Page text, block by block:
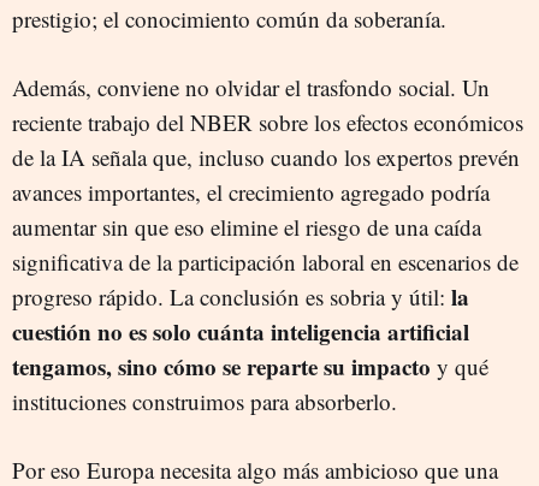
prestigio; el conocimiento común da soberanía.
Además, conviene no olvidar el trasfondo social. Un
reciente trabajo del NBER sobre los efectos económicos
de la IA señala que, incluso cuando los expertos prevén
avances importantes, el crecimiento agregado podría
aumentar sin que eso elimine el riesgo de una caída
significativa de la participación laboral en escenarios de
progreso rápido. La conclusión es sobria y útil: la
cuestión no es solo cuánta inteligencia artificial
tengamos, sino cómo se reparte su impacto y qué
instituciones construimos para absorberlo.
Por eso Europa necesita algo más ambicioso que una